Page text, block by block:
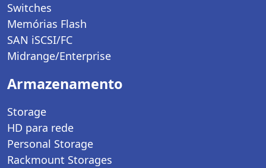
Switches
Memórias Flash
SAN iSCSI/FC
Midrange/Enterprise
Armazenamento
Storage
HD para rede
Personal Storage
Rackmount Storages